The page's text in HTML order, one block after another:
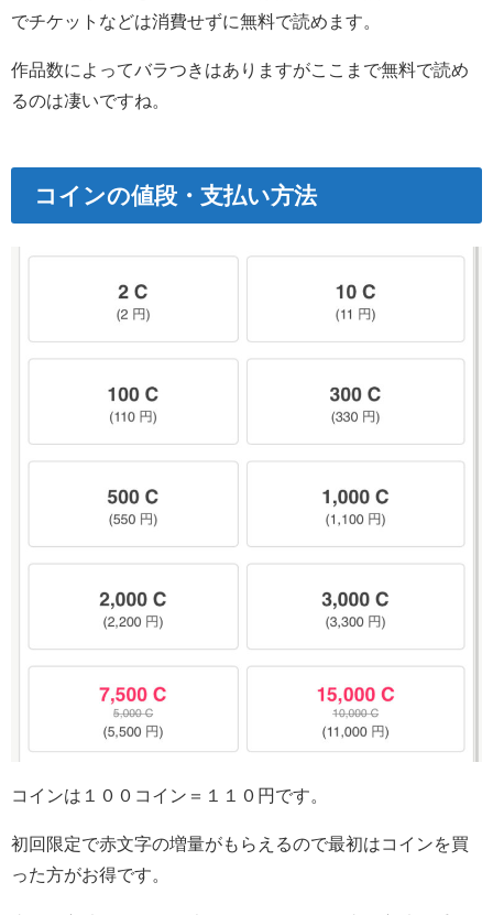
でチケットなどは消費せずに無料で読めます
作品数によってバラつきはありますがここまで無料で読め
るのは凄いですね。
コインの値段・支払い方法
コインは１００コイン＝１１０円です。
初回限定で赤文字の増量がもらえるので最初はコインを買
った方がお得です。